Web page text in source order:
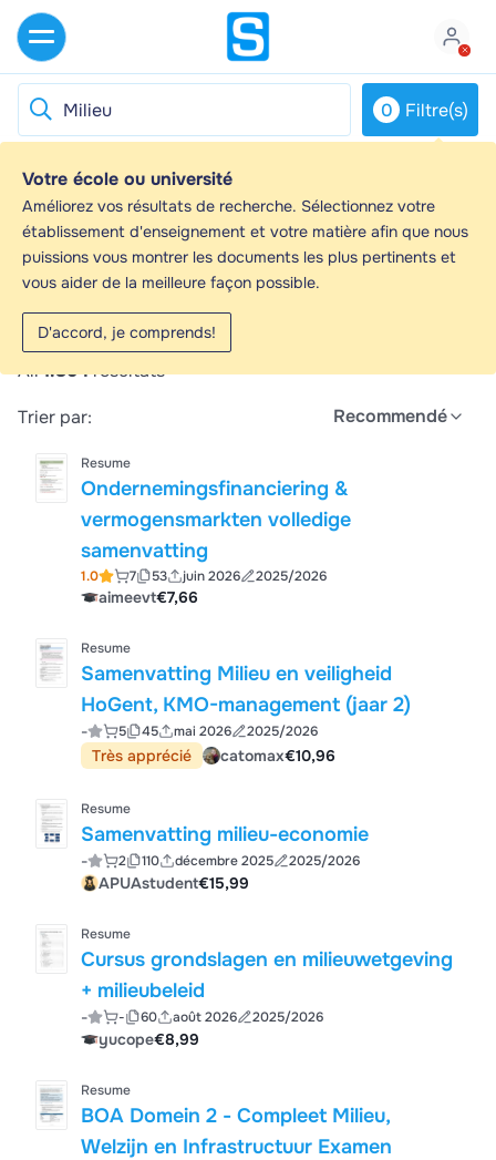
0 Filtre(s)
Votre école ou université
Améliorez vos résultats de recherche. Sélectionnez votre
établissement d'enseignement et votre matière afin que nous
puissions vous montrer les documents les plus pertinents et
vous aider de la meilleure façon possible.
D'accord, je comprends!
Milieu - Guides d'étude, Notes de cours &
Résumés
Vous recherchez les meilleurs guides d'étude, notes
d'étude et résumés sur Milieu ? Sur cette page, vous
trouverez 1864 documents pour vous aider à réviser
pour Milieu.
All1.864résultats
Trier par:
Recommendé
Resume
Ondernemingsfinanciering &
vermogensmarkten volledige
samenvatting
1.0 7 53 juin 2026 2025/2026
aimeevt€7,66
Resume
Samenvatting Milieu en veiligheid
HoGent, KMO-management (jaar 2)
- 5 45 mai 2026 2025/2026
Très apprécié catomax€10,96
Resume
Samenvatting milieu-economie
- 2 110 décembre 2025 2025/2026
APUAstudent€15,99
Resume
Cursus grondslagen en milieuwetgeving
+ milieubeleid
- - 60 août 2026 2025/2026
yucope€8,99
Resume
BOA Domein 2 - Compleet Milieu,
Welzijn en Infrastructuur Examen